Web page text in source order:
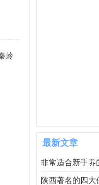
岭
最新文章
非常适合新手养
陕西著名的四大